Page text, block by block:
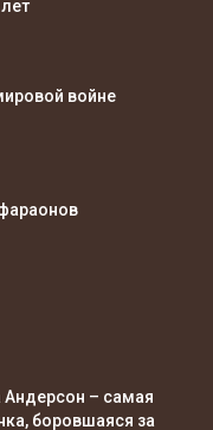
войне
Андерсон – самая
боровшаяся за